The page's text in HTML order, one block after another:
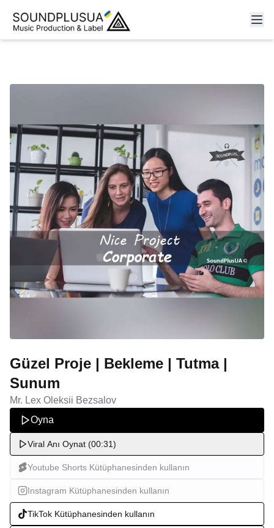
Güzel Proje | Bekleme | Tutma |
Sunum
Mr. Lex Oleksii Bezsalov
Oyna
Viral Anı Oynat (00:31)
Youtube Shorts Kütüphanesinden kullanın
Instagram Kütüphanesinden kullanın
TikTok Kütüphanesinden kullanın